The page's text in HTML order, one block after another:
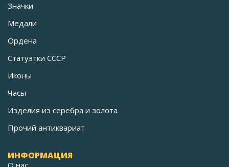
Значки
Медали
Ордена
Статуэтки СССР
Иконы
Часы
Изделия из серебра и золота
Прочий антиквариат
ИНФОРМАЦИЯ
О нас